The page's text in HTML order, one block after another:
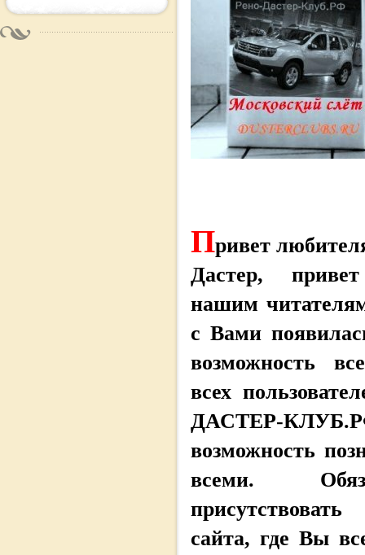
Привет
Дастер,
нашим
с Вами
возможность
всех
ДАСТЕР-
возможность
всеми.
сайта, где Вы